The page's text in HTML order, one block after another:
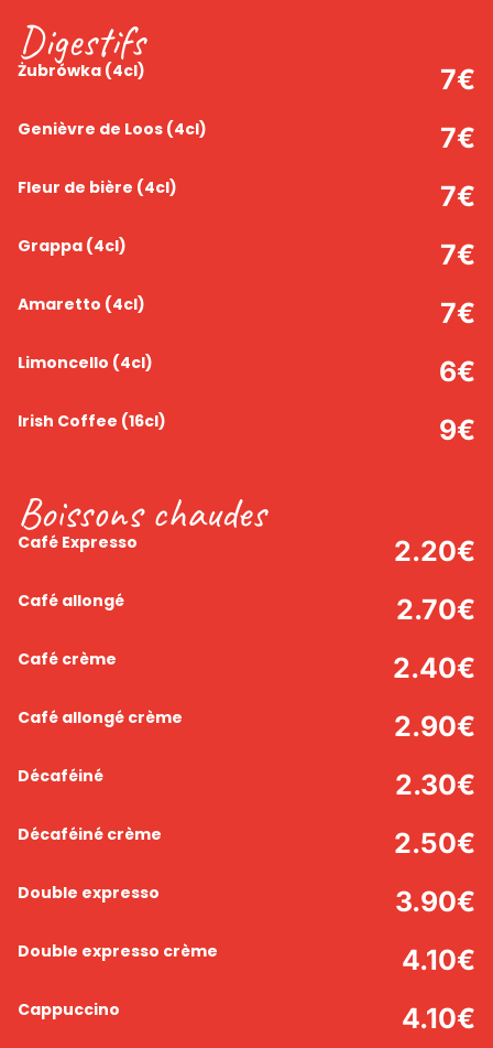
Digestifs
Żubrówka (4cl) 7€
Genièvre de Loos (4cl) 7€
Fleur de bière (4cl) 7€
Grappa (4cl) 7€
Amaretto (4cl) 7€
Limoncello (4cl) 6€
Irish Coffee (16cl) 9€
Boissons chaudes
Café Expresso 2.20€
Café allongé 2.70€
Café crème 2.40€
Café allongé crème 2.90€
Décaféiné 2.30€
Décaféiné crème 2.50€
Double expresso 3.90€
Double expresso crème 4.10€
Cappuccino 4.10€